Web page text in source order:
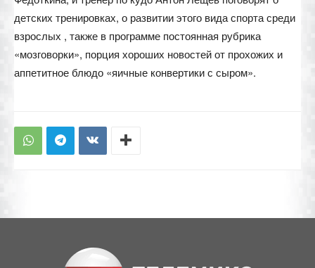
детских тренировках, о развитии этого вида спорта среди
взрослых , также в программе постоянная рубрика
«мозговорки», порция хороших новостей от прохожих и
аппетитное блюдо «яичные конвертики с сыром».